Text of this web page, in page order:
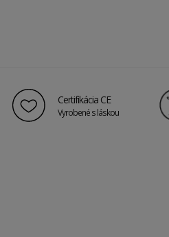
Certifikácia CE
Vyrobené s láskou